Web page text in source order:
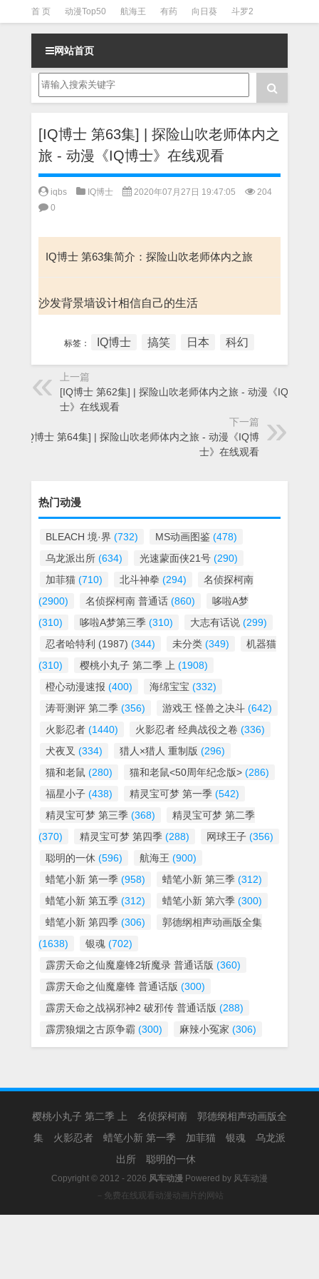
首 页 动漫Top50 航海王 有药 向日葵 斗罗2
斗罗3 火影 一拳超人 柯南 阴阳师 节目清单
网站首页
[IQ博士 第63集] | 探险山吹老师体内之
旅 - 动漫《IQ博士》在线观看
iqbs IQ博士 2020年07月27日 19:47:05
204
0
IQ博士 第63集简介：探险山吹老师体内之旅
沙发背景墙设计相信自己的生活
标签： IQ博士 搞笑 日本 科幻
上一篇
[IQ博士 第62集] | 探险山吹老师体内之旅 - 动漫《IQ博
士》在线观看
下一篇
[IQ博士 第64集] | 探险山吹老师体内之旅 - 动漫《IQ博
士》在线观看
热门动漫
BLEACH 境·界 (732) MS动画图鉴 (478)
乌龙派出所 (634) 光速蒙面侠21号 (290)
加菲猫 (710) 北斗神拳 (294)
名侦探柯南
(2900)
名侦探柯南 普通话 (860)
哆啦A梦
(310)
哆啦A梦第三季 (310) 大志有话说 (299)
忍者哈特利 (1987) (344) 未分类 (349)
机器猫
(310)
樱桃小丸子 第二季 上 (1908)
橙心动漫速报 (400) 海绵宝宝 (332)
涛哥测评 第二季 (356) 游戏王 怪兽之决斗 (642)
火影忍者 (1440) 火影忍者 经典战役之卷 (336)
犬夜叉 (334) 猎人×猎人 重制版 (296)
猫和老鼠 (280) 猫和老鼠<50周年纪念版> (286)
福星小子 (438) 精灵宝可梦 第一季 (542)
精灵宝可梦 第三季 (368)
精灵宝可梦 第二季
(370)
精灵宝可梦 第四季 (288) 网球王子 (356)
聪明的一休 (596) 航海王 (900)
蜡笔小新 第一季 (958) 蜡笔小新 第三季 (312)
蜡笔小新 第五季 (312) 蜡笔小新 第六季 (300)
蜡笔小新 第四季 (306)
郭德纲相声动画版全集
(1638)
银魂 (702)
霹雳天命之仙魔鏖锋2斩魔录 普通话版 (360)
霹雳天命之仙魔鏖锋 普通话版 (300)
霹雳天命之战祸邪神2 破邪传 普通话版 (288)
霹雳狼烟之古原争霸 (300) 麻辣小冤家 (306)
樱桃小丸子 第二季 上 名侦探柯南
郭德纲相声动画版全
集
火影忍者 蜡笔小新 第一季 加菲猫 银魂
乌龙派
出所
聪明的一休
Copyright © 2012 - 2026 风车动漫 Powered by 风车动漫
－免费在线观看动漫动画片的网站